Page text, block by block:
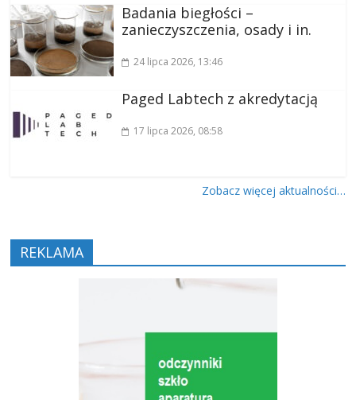
Badania biegłości –
zanieczyszczenia, osady i in.
24 lipca 2026, 13:46
Paged Labtech z akredytacją
17 lipca 2026, 08:58
Zobacz więcej aktualności…
REKLAMA